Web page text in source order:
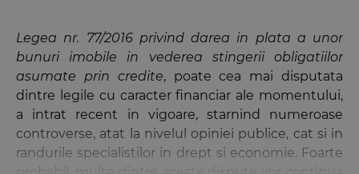
Legea nr. 77/2016 privind darea in plata a unor
bunuri imobile in vederea stingerii obligatiilor
asumate prin credite, poate cea mai disputata
dintre legile cu caracter financiar ale momentului,
a intrat recent in vigoare, starnind numeroase
controverse, atat la nivelul opiniei publice, cat si in
randurile specialistilor in drept si economie. Foarte